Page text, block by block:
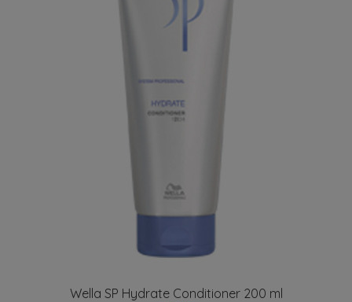
Wella SP Hydrate Conditioner 200 ml